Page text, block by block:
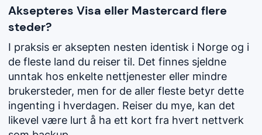
Aksepteres Visa eller Mastercard flere
steder?
I praksis er aksepten nesten identisk i Norge og i
de fleste land du reiser til. Det finnes sjeldne
unntak hos enkelte nettjenester eller mindre
brukersteder, men for de aller fleste betyr dette
ingenting i hverdagen. Reiser du mye, kan det
likevel være lurt å ha ett kort fra hvert nettverk